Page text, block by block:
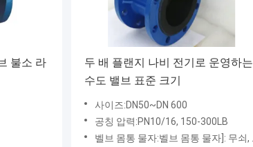
불소 라
두 배 플랜지 나비 전기로 운영하는
수도 밸브 표준 크기
사이즈:DN50~DN 600
공칭 압력:PN10/16, 150-300LB
벨브 몸통 물자:벨브 몸통 물자]: 무쇠, 연성이 있는 철, 탄소 강철, 스테인리스, 등